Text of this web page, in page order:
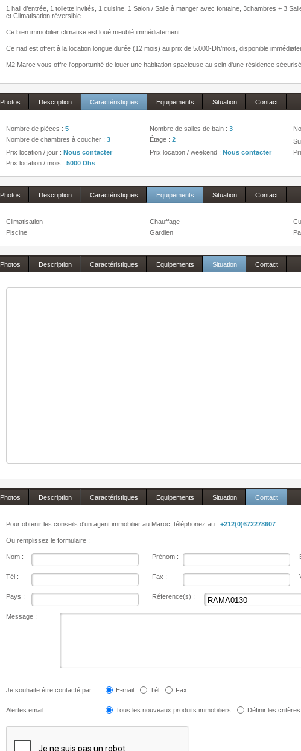
1 hall d’entrée, 1 toilette invités, 1 cuisine, 1 Salon / Salle à manger avec fontaine, 3chambres + 3
et Climatisation réversible.
Ce bien immobilier climatise est loué meublé immédiatement.
Ce riad est offert à la location longue durée (12 mois) au prix de 5.000-Dh/mois, disponible
M2 Maroc vous offre l'opportunité de louer une habitation spacieuse au sein d'une résidence
Photos Description Caractéristiques Equipements Situation Contact
Nombre de pièces : 5 Nombre de salles de bain : 3
Nombre de chambres à coucher : 3 Étage : 2
Prix location / jour : Nous contacter Prix location / weekend : Nous contacter
Prix location / mois : 5000 Dhs
Photos Description Caractéristiques Equipements Situation Contact
Climatisation Chauffage
Piscine
Gardien
Photos Description Caractéristiques Equipements Situation Contact
Photos Description Caractéristiques Equipements Situation Contact
Pour obtenir les conseils d'un agent immobilier au Maroc, téléphonez au : +212(0)672278607
Ou remplissez le formulaire :
Nom : Prénom :
Tél : Fax :
Pays : Réference(s) :
Message :
Je souhaite être contacté par : E-mail Tél Fax
Alertes email : Tous les nouveaux produits immobiliers Définir les critères